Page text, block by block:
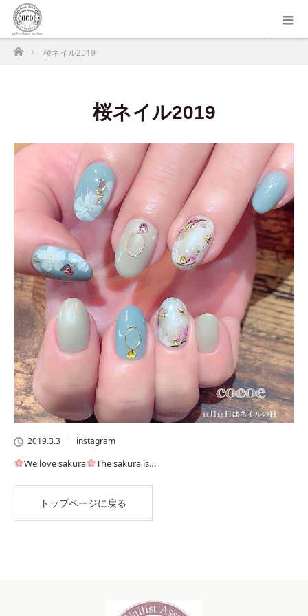
ホーム桜ネイル2019
桜ネイル2019
2019.3.3 instagram
We love sakura The sakura is…
トップページに戻る